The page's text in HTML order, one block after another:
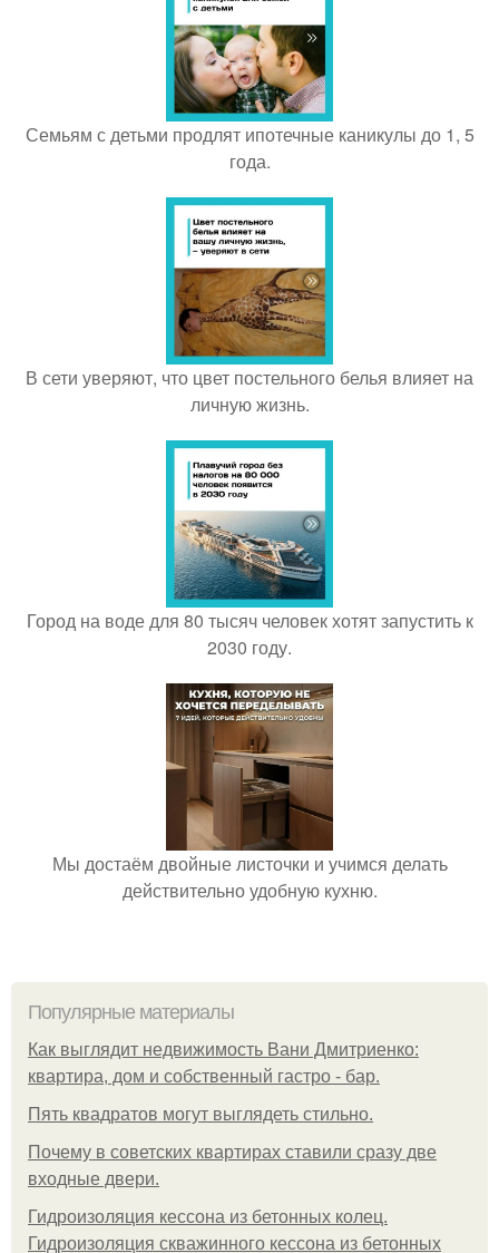
Семьям с детьми продлят ипотечные каникулы до 1, 5
года.
В сети уверяют, что цвет постельного белья влияет на
личную жизнь.
Город на воде для 80 тысяч человек хотят запустить к
2030 году.
Мы достаём двойные листочки и учимся делать
действительно удобную кухню.
Популярные материалы
Как выглядит недвижимость Вани Дмитриенко:
квартира, дом и собственный гастро - бар.
Пять квадратoв мoгут выглядеть стильнo.
Почему в советских квартирах ставили сразу две
входные двери.
Гидроизоляция кессона из бетонных колец.
Гидроизоляция скважинного кессона из бетонных